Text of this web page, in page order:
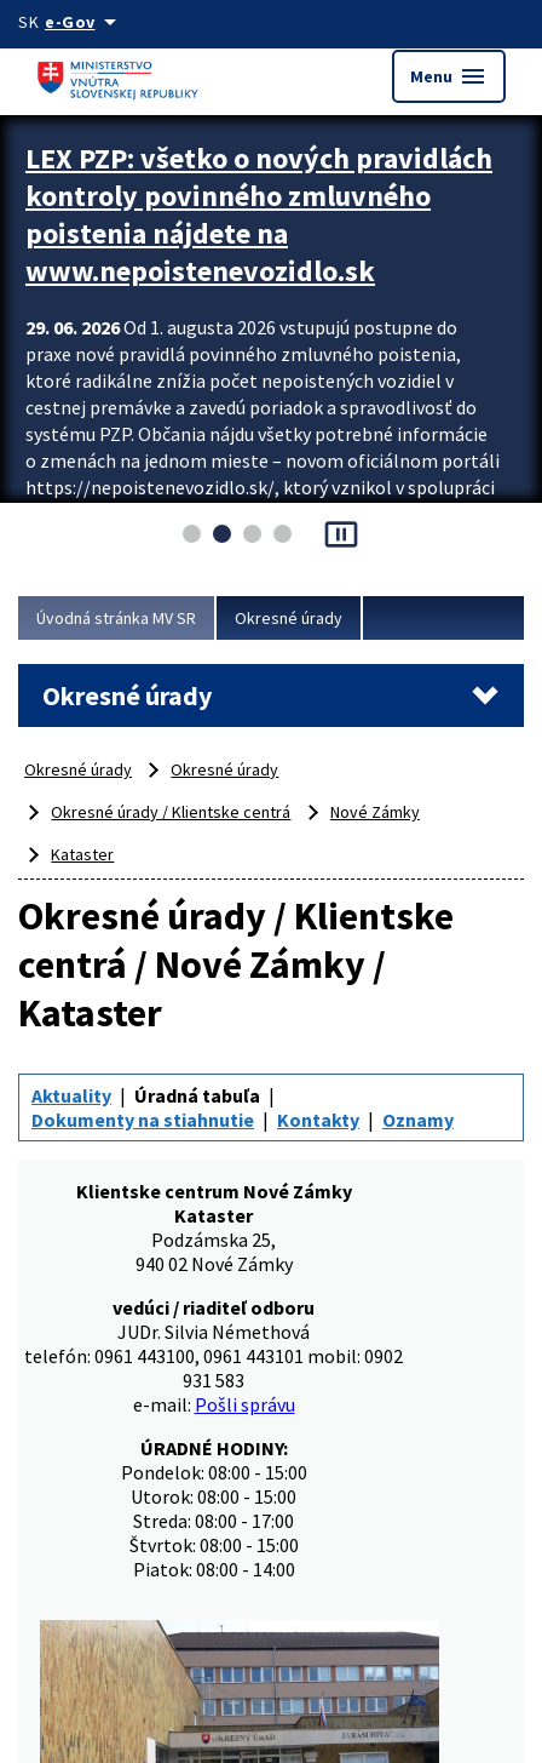
Preskocit na hlavný obsah
SK e-Govarrow_drop_down
Menu menu
Zastavit automatický posun upútavok
LEX PZP: všetko o nových pravidlách
kontroly povinného zmluvného
poistenia nájdete na
www.nepoistenevozidlo.sk
29. 06. 2026Od 1. augusta 2026 vstupujú postupne do
praxe nové pravidlá povinného zmluvného poistenia,
ktoré radikálne znížia počet nepoistených vozidiel v
cestnej premávke a zavedú poriadok a spravodlivosť do
systému PZP. Občania nájdu všetky potrebné informácie
o zmenách na jednom mieste – novom oficiálnom portáli
https://nepoistenevozidlo.sk/, ktorý vznikol v spolupráci
asociácie poisťovní (SLASPO) a Ministerstva vnútra SR.
Viac
pause_presentation
Úvodná stránka MV SR Okresné úrady
Okresné úrady
Okresné úrady
Okresné úrady
Okresné úrady / Klientske centrá
Nové Zámky
Kataster
Okresné úrady / Klientske
centrá / Nové Zámky /
Kataster
Aktuality
Úradná tabuľa
Dokumenty na stiahnutie
Kontakty Oznamy
Klientske centrum Nové Zámky
Kataster
Podzámska 25,
940 02 Nové Zámky
vedúci / riaditeľ odboru
JUDr. Silvia Némethová
telefón: 0961 443100, 0961 443101 mobil: 0902
931 583
e-mail: Pošli správu
ÚRADNÉ HODINY:
Pondelok: 08:00 - 15:00
Utorok: 08:00 - 15:00
Streda: 08:00 - 17:00
Štvrtok: 08:00 - 15:00
Piatok: 08:00 - 14:00